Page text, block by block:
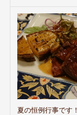
夏の恒例行事です！